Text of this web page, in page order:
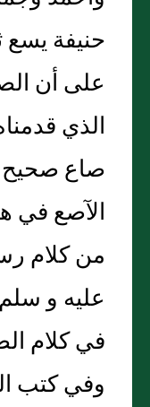
حنيفة يسع
على أن
الذي
صاع صحيح
الآصع في
من كلام
عليه و
في كلام
وفي كتب